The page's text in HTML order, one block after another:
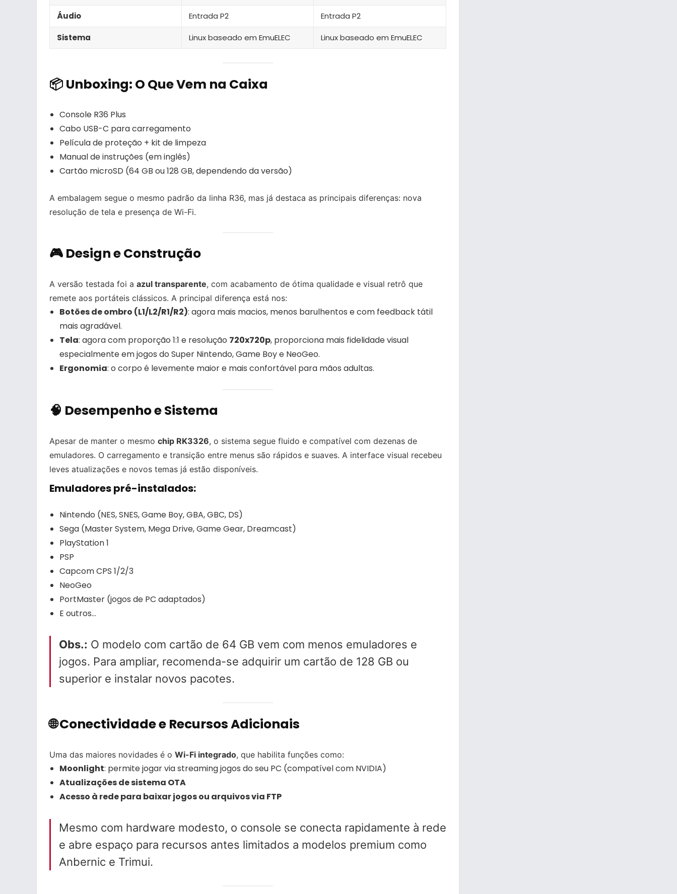
Áudio Entrada P2 Entrada P2
Sistema Linux baseado em EmuELEC Linux baseado em EmuELEC
📦 Unboxing: O Que Vem na Caixa
Console R36 Plus
Cabo USB-C para carregamento
Película de proteção + kit de limpeza
Manual de instruções (em inglês)
Cartão microSD (64 GB ou 128 GB, dependendo da versão)
A embalagem segue o mesmo padrão da linha R36, mas já destaca as principais diferenças: nova
resolução de tela e presença de Wi-Fi.
🎮 Design e Construção
A versão testada foi a azul transparente, com acabamento de ótima qualidade e visual retrô que
remete aos portáteis clássicos. A principal diferença está nos:
Botões de ombro (L1/L2/R1/R2): agora mais macios, menos barulhentos e com feedback tátil
mais agradável.
Tela: agora com proporção 1:1 e resolução 720x720p, proporciona mais fidelidade visual
especialmente em jogos do Super Nintendo, Game Boy e NeoGeo.
Ergonomia: o corpo é levemente maior e mais confortável para mãos adultas.
🧠 Desempenho e Sistema
Apesar de manter o mesmo chip RK3326, o sistema segue fluido e compatível com dezenas de
emuladores. O carregamento e transição entre menus são rápidos e suaves. A interface visual recebeu
leves atualizações e novos temas já estão disponíveis.
Emuladores pré-instalados:
Nintendo (NES, SNES, Game Boy, GBA, GBC, DS)
Sega (Master System, Mega Drive, Game Gear, Dreamcast)
PlayStation 1
PSP
Capcom CPS 1/2/3
NeoGeo
PortMaster (jogos de PC adaptados)
E outros…
Obs.: O modelo com cartão de 64 GB vem com menos emuladores e
jogos. Para ampliar, recomenda-se adquirir um cartão de 128 GB ou
superior e instalar novos pacotes.
🌐 Conectividade e Recursos Adicionais
Uma das maiores novidades é o Wi-Fi integrado, que habilita funções como:
Moonlight: permite jogar via streaming jogos do seu PC (compatível com NVIDIA)
Atualizações de sistema OTA
Acesso à rede para baixar jogos ou arquivos via FTP
Mesmo com hardware modesto, o console se conecta rapidamente à rede
e abre espaço para recursos antes limitados a modelos premium como
Anbernic e Trimui.